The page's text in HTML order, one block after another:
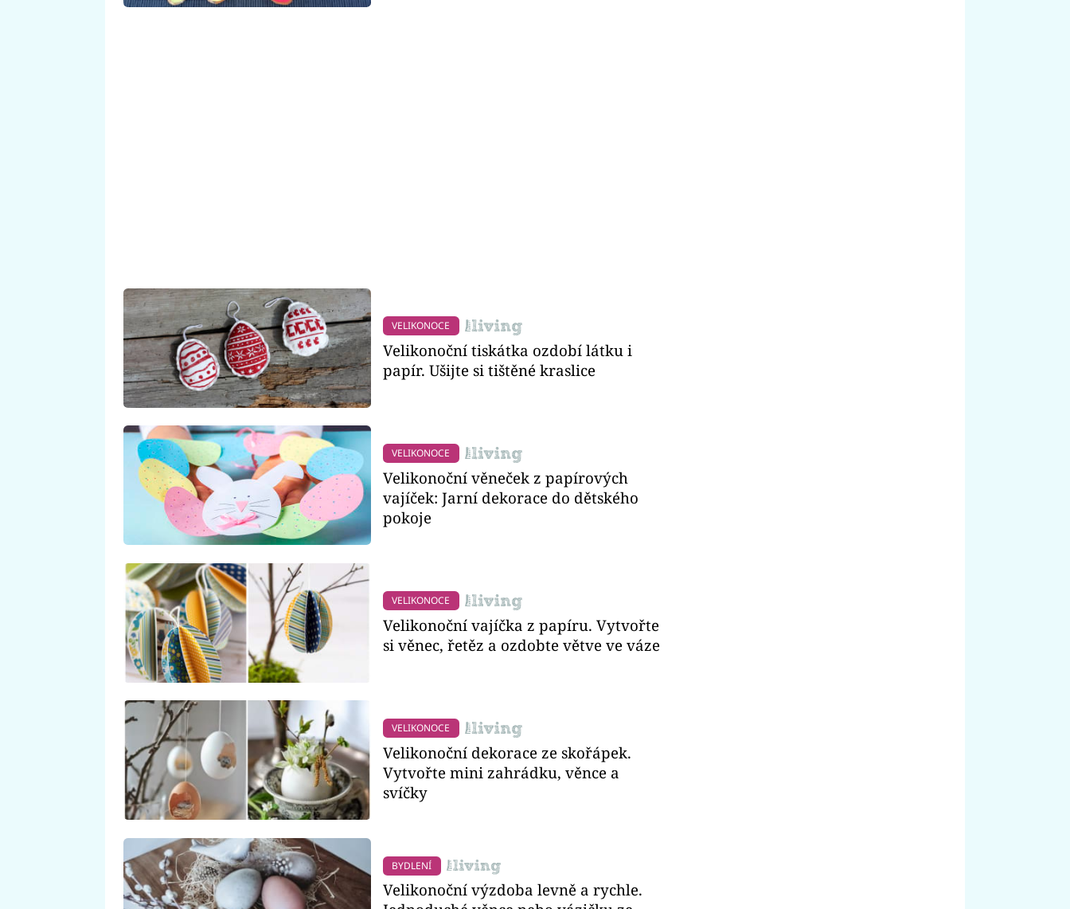
VELIKONOCE
Velikonoční tiskátka ozdobí látku i
papír. Ušijte si tištěné kraslice
VELIKONOCE
Velikonoční věneček z papírových
vajíček: Jarní dekorace do dětského
pokoje
VELIKONOCE
Velikonoční vajíčka z papíru. Vytvořte
si věnec, řetěz a ozdobte větve ve váze
VELIKONOCE
Velikonoční dekorace ze skořápek.
Vytvořte mini zahrádku, věnce a
svíčky
BYDLENÍ
Velikonoční výzdoba levně a rychle.